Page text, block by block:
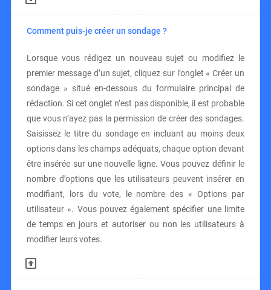
Comment puis-je créer un sondage ?
Lorsque vous rédigez un nouveau sujet ou modifiez le
premier message d’un sujet, cliquez sur l’onglet « Créer un
sondage » situé en-dessous du formulaire principal de
rédaction. Si cet onglet n’est pas disponible, il est probable
que vous n’ayez pas la permission de créer des sondages.
Saisissez le titre du sondage en incluant au moins deux
options dans les champs adéquats, chaque option devant
être insérée sur une nouvelle ligne. Vous pouvez définir le
nombre d’options que les utilisateurs peuvent insérer en
modifiant, lors du vote, le nombre des « Options par
utilisateur ». Vous pouvez également spécifier une limite
de temps en jours et autoriser ou non les utilisateurs à
modifier leurs votes.